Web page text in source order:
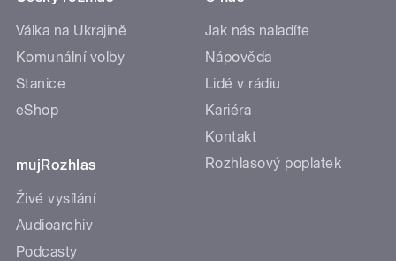
Válka na Ukrajině
Komunální volby
Stanice
eShop
mujRozhlas
Živé vysílání
Audioarchiv
Podcasty
Jak nás naladíte
Nápověda
Lidé v rádiu
Kariéra
Kontakt
Rozhlasový poplatek